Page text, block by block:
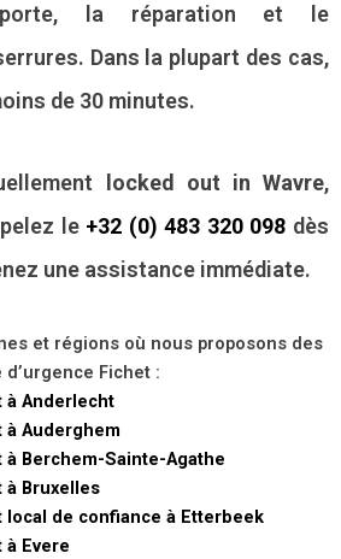
porte, la réparation et le
Dans la plupart des cas,
de 30 minutes.
locked out in Wavre,
le +32 (0) 483 320 098 dès
une assistance immédiate.
et régions où nous proposons des
Fichet :
Anderlecht
Auderghem
Berchem-Sainte-Agathe
Bruxelles
de confiance à Etterbeek
Evere